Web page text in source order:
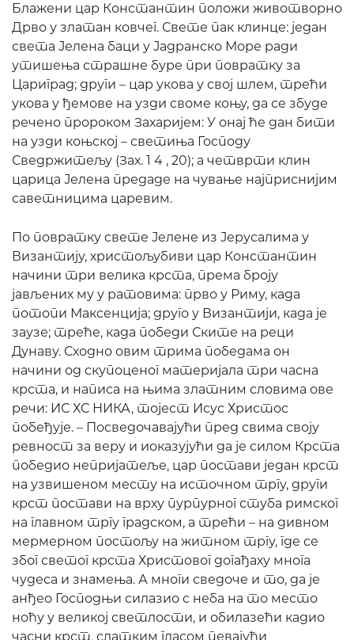
Блажени цар Константин положи животворно
Дрво у златан ковчег. Свете пак клинце: један
света Јелена баци у Јадранско Море ради
утишења страшне буре при повратку за
Цариград; други – цар укова у свој шлем, трећи
укова у ђемове на узди своме коњу, да се збуде
речено пророком Захаријем: У онај ће дан бити
на узди коњској – светиња Господу
Сведржитељу (Зах. 1 4 , 20); а четврти клин
царица Јелена предаде на чување најприснијим
саветницима царевим.
По повратку свете Јелене из Јерусалима у
Византију, христољубиви цар Константин
начини три велика крста, према броју
јављених му у ратовима: прво у Риму, када
потопи Максенција; друго у Византији, када је
заузе; треће, када победи Ските на реци
Дунаву. Сходно овим трима победама он
начини од скупоценог материјала три часна
крста, и написа на њима златним словима ове
речи: ИС ХС НИКА, тојест Исус Христос
побеђује. – Посведочавајући пред свима своју
ревност за веру и иоказујући да је силом Крста
победио непријатеље, цар постави један крст
на узвишеном месту на источном тргу, други
крст постави на врху пурпурног стуба римског
на главном тргу градском, а трећи – на дивном
мермерном постољу на житном тргу, где се
због светог крста Христовог догађаху многа
чудеса и знамења. А многи сведоче и то, да је
анђео Господњи силазио с неба на то место
ноћу у великој светлости, и обилазећи кадио
часни крст, слатким гласом певајући